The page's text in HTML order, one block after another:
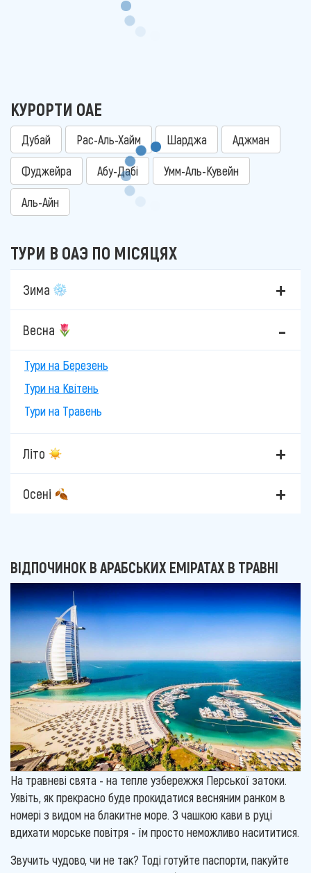
КУРОРТИ ОАЕ
Дубай Рас-Аль-Хайм Шарджа Аджман
Фуджейра Абу-Дабі Умм-Аль-Кувейн
Аль-Айн
ТУРИ В ОАЭ ПО МІСЯЦЯХ
Зима
Весна
Тури на Березень
Тури на Квітень
Тури на Травень
Літо
Осені
ВІДПОЧИНОК В АРАБСЬКИХ ЕМІРАТАХ В ТРАВНІ
На травневі свята - на тепле узбережжя Перської затоки.
Уявіть, як прекрасно буде прокидатися весняним ранком в
номері з видом на блакитне море. З чашкою кави в руці
вдихати морське повітря - їм просто неможливо насититися.
Звучить чудово, чи не так? Тоді готуйте паспорти, пакуйте